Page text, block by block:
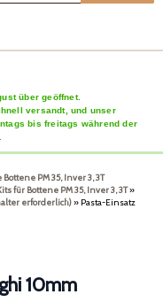
über geöffnet.
versandt, und unser
bis freitags während der
PM 35, Inver 3, 3T
für Bottene PM 35, Inver 3, 3T»
erforderlich)» Pasta-Einsatz
10mm